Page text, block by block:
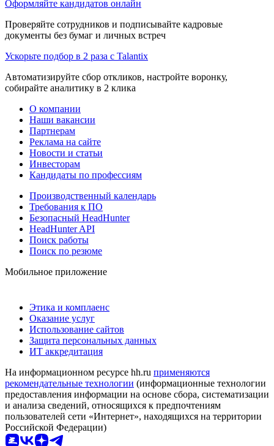
Оформляйте кандидатов онлайн
Проверяйте сотрудников и подписывайте кадровые
документы без бумаг и личных встреч
Ускорьте подбор в 2 раза с Talantix
Автоматизируйте сбор откликов, настройте воронку,
собирайте аналитику в 2 клика
О компании
Наши вакансии
Партнерам
Реклама на сайте
Новости и статьи
Инвесторам
Кандидаты по профессиям
Производственный календарь
Требования к ПО
Безопасный HeadHunter
HeadHunter API
Поиск работы
Поиск по резюме
Мобильное приложение
Этика и комплаенс
Оказание услуг
Использование сайтов
Защита персональных данных
ИТ аккредитация
На информационном ресурсе hh.ru применяются
рекомендательные технологии (информационные технологии
предоставления информации на основе сбора, систематизации
и анализа сведений, относящихся к предпочтениям
пользователей сети «Интернет», находящихся на территории
Российской Федерации)